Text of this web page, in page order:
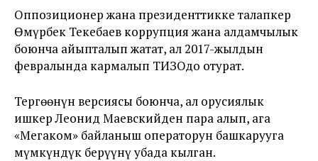
Оппозиционер жана президенттикке талапкер
Өмүрбек Текебаев коррупция жана алдамчылык
боюнча айыпталып жатат, ал 2017-жылдын
февралында кармалып ТИЗОдо отурат.
Тергөөнүн версиясы боюнча, ал орусиялык
ишкер Леонид Маевскийден пара алып, ага
«Мегаком» байланыш операторун башкарууга
мүмкүндүк берүүнү убада кылган.